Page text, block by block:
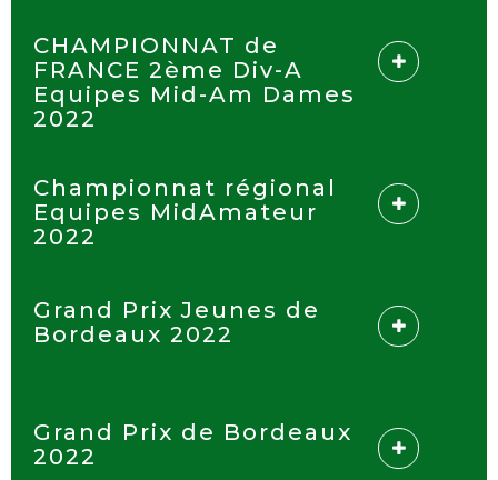
CHAMPIONNAT de
FRANCE 2ème Div-A
Equipes Mid-Am Dames
2022
Championnat régional
Equipes MidAmateur
2022
Grand Prix Jeunes de
Bordeaux 2022
Grand Prix de Bordeaux
2022